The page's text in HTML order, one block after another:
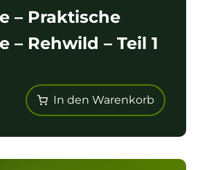
– Praktische
– Rehwild – Teil 1
In den Warenkorb